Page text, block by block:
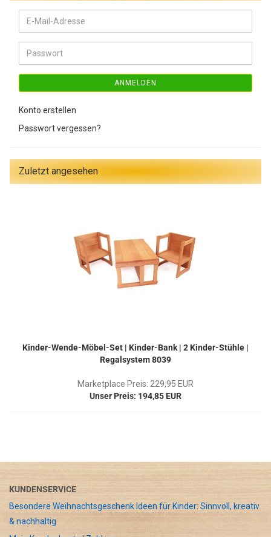
E-
Mail-
Adresse
Passwort
ANMELDEN
Konto erstellen
Passwort vergessen?
Zuletzt angesehen
Kinder-Wende-Möbel-Set | Kinder-Bank | 2 Kinder-Stühle |
Regalsystem 8039
Marketplace Preis: 229,95 EUR
Unser Preis: 194,85 EUR
KUNDENSERVICE
Besondere Weihnachtsgeschenk Ideen für Kinder: Sinnvoll, kreativ
& nachhaltig